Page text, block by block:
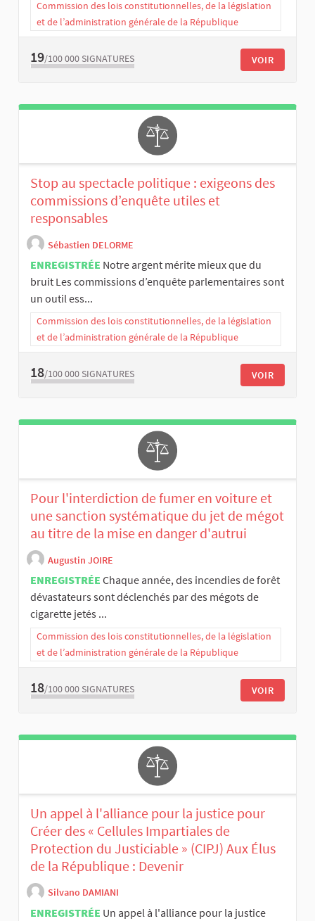
Commission des lois constitutionnelles, de la législation
et de l’administration générale de la République
19/100 000 SIGNATURES VOIR
Stop au spectacle politique : exigeons des
commissions d’enquête utiles et
responsables
Sébastien DELORME
ENREGISTRÉE Notre argent mérite mieux que du
bruit Les commissions d’enquête parlementaires sont
un outil ess...
Commission des lois constitutionnelles, de la législation
et de l’administration générale de la République
18/100 000 SIGNATURES VOIR
Pour l'interdiction de fumer en voiture et
une sanction systématique du jet de mégot
au titre de la mise en danger d'autrui
Augustin JOIRE
ENREGISTRÉE Chaque année, des incendies de forêt
dévastateurs sont déclenchés par des mégots de
cigarette jetés ...
Commission des lois constitutionnelles, de la législation
et de l’administration générale de la République
18/100 000 SIGNATURES VOIR
Un appel à l'alliance pour la justice pour
Créer des « Cellules Impartiales de
Protection du Justiciable » (CIPJ) Aux Élus
de la République : Devenir
Silvano DAMIANI
ENREGISTRÉE Un appel à l'alliance pour la justice